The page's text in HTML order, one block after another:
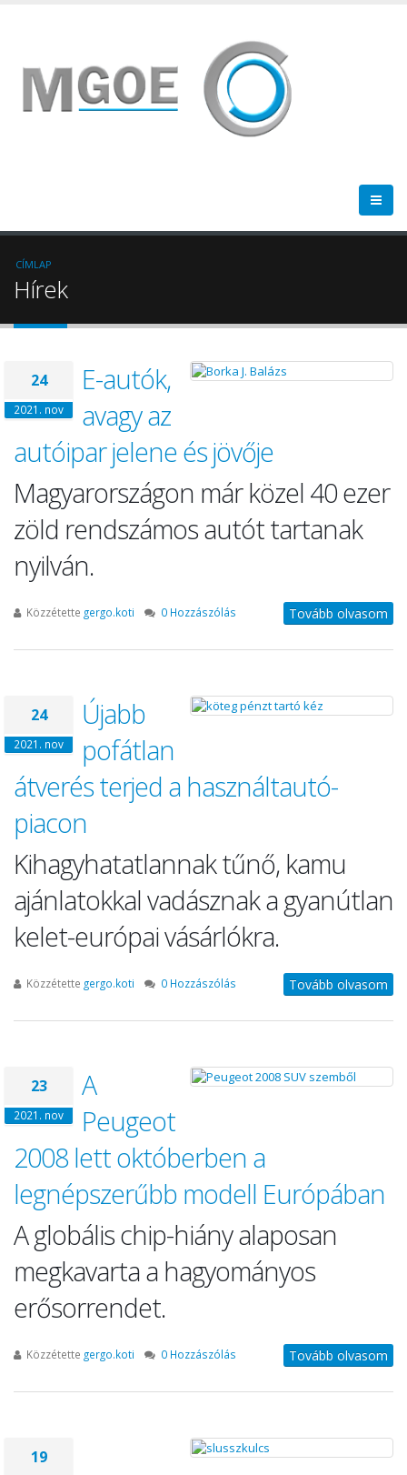
CÍMLAP
Hírek
24
2021. nov
E-autók,
avagy az
autóipar jelene és jövője
Magyarországon már közel 40 ezer
zöld rendszámos autót tartanak
nyilván.
Közzétette gergo.koti 0 Hozzászólás Tovább olvasom
24
2021. nov
Újabb
pofátlan
átverés terjed a használtautó-
piacon
Kihagyhatatlannak tűnő, kamu
ajánlatokkal vadásznak a gyanútlan
kelet-európai vásárlókra.
Közzétette gergo.koti 0 Hozzászólás Tovább olvasom
23
2021. nov
A
Peugeot
2008 lett októberben a
legnépszerűbb modell Európában
A globális chip-hiány alaposan
megkavarta a hagyományos
erősorrendet.
Közzétette gergo.koti 0 Hozzászólás Tovább olvasom
19